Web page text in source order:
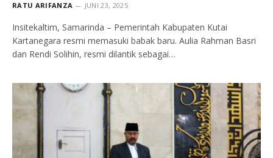
RATU ARIFANZA JUNI 23, 2025
Insitekaltim, Samarinda – Pemerintah Kabupaten Kutai
Kartanegara resmi memasuki babak baru. Aulia Rahman Basri
dan Rendi Solihin, resmi dilantik sebagai…